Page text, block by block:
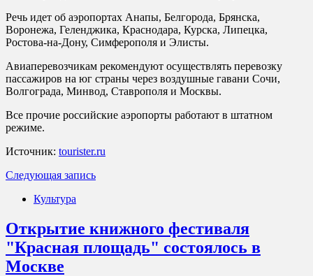
Речь идет об аэропортах Анапы, Белгорода, Брянска,
Воронежа, Геленджика, Краснодара, Курска, Липецка,
Ростова-на-Дону, Симферополя и Элисты.
Авиаперевозчикам рекомендуют осуществлять перевозку
пассажиров на юг страны через воздушные гавани Сочи,
Волгограда, Минвод, Ставрополя и Москвы.
Все прочие российские аэропорты работают в штатном
режиме.
Источник: tourister.ru
Следующая запись
Культура
Открытие книжного фестиваля
"Красная площадь" состоялось в
Москве